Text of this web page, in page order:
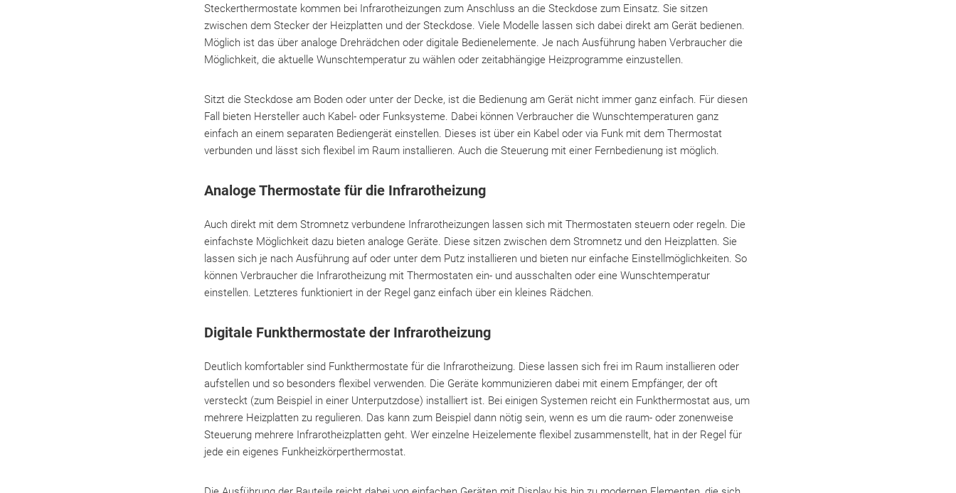
Steckerthermostate kommen bei Infrarotheizungen zum Anschluss an die Steckdose zum Einsatz. Sie sitzen
zwischen dem Stecker der Heizplatten und der Steckdose. Viele Modelle lassen sich dabei direkt am Gerät bedienen.
Möglich ist das über analoge Drehrädchen oder digitale Bedienelemente. Je nach Ausführung haben Verbraucher die
Möglichkeit, die aktuelle Wunschtemperatur zu wählen oder zeitabhängige Heizprogramme einzustellen.
Sitzt die Steckdose am Boden oder unter der Decke, ist die Bedienung am Gerät nicht immer ganz einfach. Für diesen
Fall bieten Hersteller auch Kabel- oder Funksysteme. Dabei können Verbraucher die Wunschtemperaturen ganz
einfach an einem separaten Bediengerät einstellen. Dieses ist über ein Kabel oder via Funk mit dem Thermostat
verbunden und lässt sich flexibel im Raum installieren. Auch die Steuerung mit einer Fernbedienung ist möglich.
Analoge Thermostate für die Infrarotheizung
Auch direkt mit dem Stromnetz verbundene Infrarotheizungen lassen sich mit Thermostaten steuern oder regeln. Die
einfachste Möglichkeit dazu bieten analoge Geräte. Diese sitzen zwischen dem Stromnetz und den Heizplatten. Sie
lassen sich je nach Ausführung auf oder unter dem Putz installieren und bieten nur einfache Einstellmöglichkeiten. So
können Verbraucher die Infrarotheizung mit Thermostaten ein- und ausschalten oder eine Wunschtemperatur
einstellen. Letzteres funktioniert in der Regel ganz einfach über ein kleines Rädchen.
Digitale Funkthermostate der Infrarotheizung
Deutlich komfortabler sind Funkthermostate für die Infrarotheizung. Diese lassen sich frei im Raum installieren oder
aufstellen und so besonders flexibel verwenden. Die Geräte kommunizieren dabei mit einem Empfänger, der oft
versteckt (zum Beispiel in einer Unterputzdose) installiert ist. Bei einigen Systemen reicht ein Funkthermostat aus, um
mehrere Heizplatten zu regulieren. Das kann zum Beispiel dann nötig sein, wenn es um die raum- oder zonenweise
Steuerung mehrere Infrarotheizplatten geht. Wer einzelne Heizelemente flexibel zusammenstellt, hat in der Regel für
jede ein eigenes Funkheizkörperthermostat.